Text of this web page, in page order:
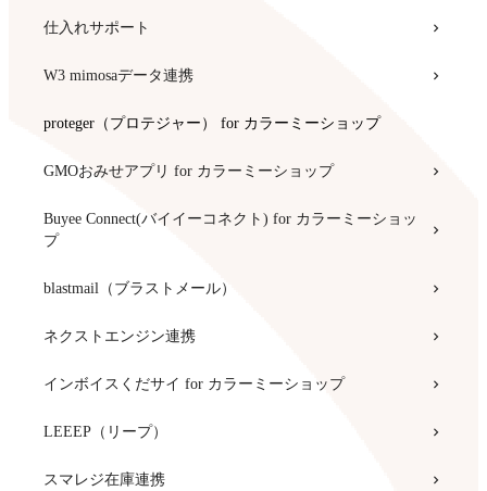
仕入れサポート
W3 mimosaデータ連携
proteger（プロテジャー） for カラーミーショップ
GMOおみせアプリ for カラーミーショップ
Buyee Connect(バイイーコネクト) for カラーミーショッ
プ
blastmail（ブラストメール）
ネクストエンジン連携
インボイスくだサイ for カラーミーショップ
LEEEP（リープ）
スマレジ在庫連携